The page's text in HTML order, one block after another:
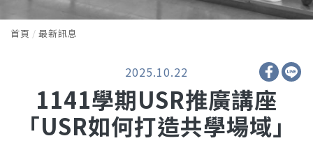
首頁 最新訊息
2025.10.22
1141學期USR推廣講座
「USR如何打造共學場域」